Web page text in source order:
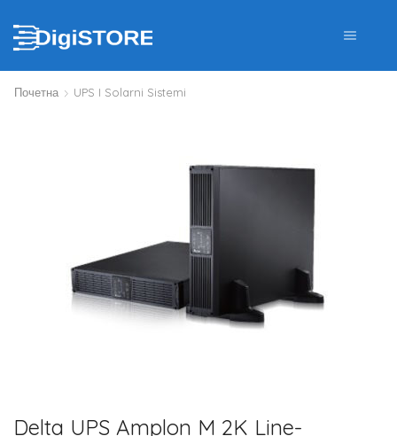
Почетна UPS I Solarni Sistemi
Delta UPS Amplon M 2K Line-